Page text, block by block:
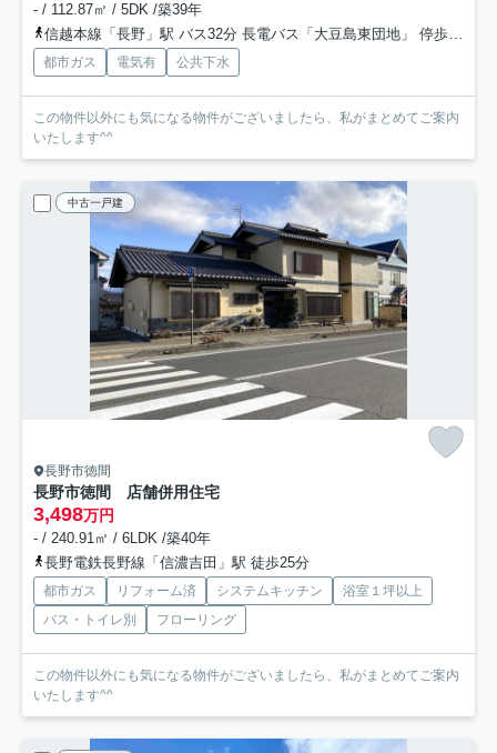
- / 112.87㎡ / 5DK /築39年
信越本線「長野」駅 バス32分 長電バス「大豆島東団地」 停歩1分車15分 7.3km
都市ガス 電気有 公共下水
この物件以外にも気になる物件がございましたら、私がまとめてご案内
いたします^^
中古一戸建
長野市徳間
長野市徳間 店舗併用住宅
3,498万円
- / 240.91㎡ / 6LDK /築40年
長野電鉄長野線「信濃吉田」駅 徒歩25分
都市ガス リフォーム済 システムキッチン
浴室１坪以上
バス・トイレ別
フローリング
この物件以外にも気になる物件がございましたら、私がまとめてご案内
いたします^^